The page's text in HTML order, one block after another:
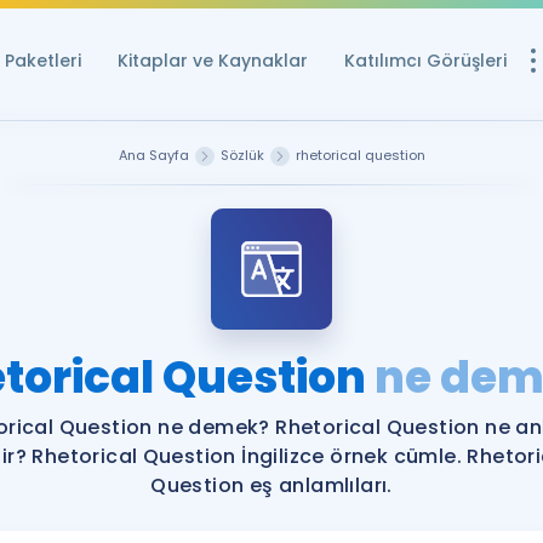
Paketleri Kitaplar ve Kaynaklar Katılımcı Görüşleri
Ücretsiz
YDS ve YÖKDİL
YDS ve YÖKDİL
YDS ve YÖKDİL'e
Ana Sayfa Sözlük rhetorical question
Question ne
Question ne demek? Rhetorical Question ne
Rhetorical Question İngilizce örnek cümle.
Question eş anlamlıları.